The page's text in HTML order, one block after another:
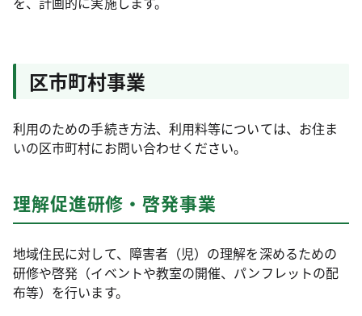
区市町村事業
利用のための手続き方法、利用料等については、お住ま
いの区市町村にお問い合わせください。
理解促進研修・啓発事業
地域住民に対して、障害者（児）の理解を深めるための
研修や啓発（イベントや教室の開催、パンフレットの配
布等）を行います。